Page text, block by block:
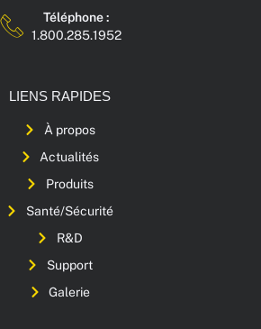
Téléphone :
1.800.285.1952
LIENS RAPIDES
À propos
Actualités
Produits
Santé/Sécurité
R&D
Support
Galerie